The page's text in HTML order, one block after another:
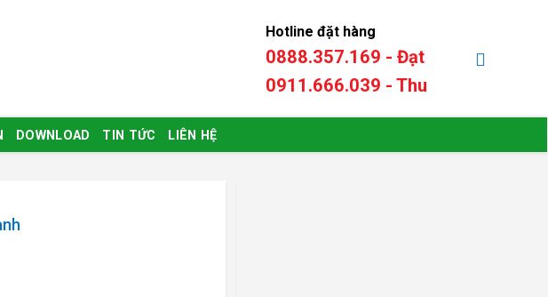
Hotline đặt hàng
0888.357.169 - Đạt
0911.666.039 - Thu
DOWNLOAD TIN TỨC LIÊN HỆ